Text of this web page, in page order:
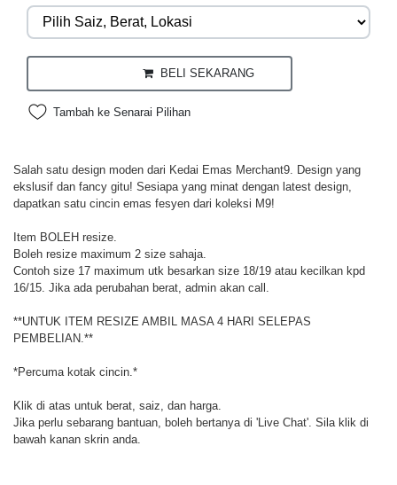
BELI SEKARANG
Tambah ke Senarai Pilihan
Salah satu design moden dari Kedai Emas Merchant9. Design yang
ekslusif dan fancy gitu! Sesiapa yang minat dengan latest design,
dapatkan satu cincin emas fesyen dari koleksi M9!
Item BOLEH resize.
Boleh resize maximum 2 size sahaja.
Contoh size 17 maximum utk besarkan size 18/19 atau kecilkan kpd
16/15. Jika ada perubahan berat, admin akan call.
**UNTUK ITEM RESIZE AMBIL MASA 4 HARI SELEPAS
PEMBELIAN.**
*Percuma kotak cincin.*
Klik di atas untuk berat, saiz, dan harga.
Jika perlu sebarang bantuan, boleh bertanya di 'Live Chat'. Sila klik di
bawah kanan skrin anda.